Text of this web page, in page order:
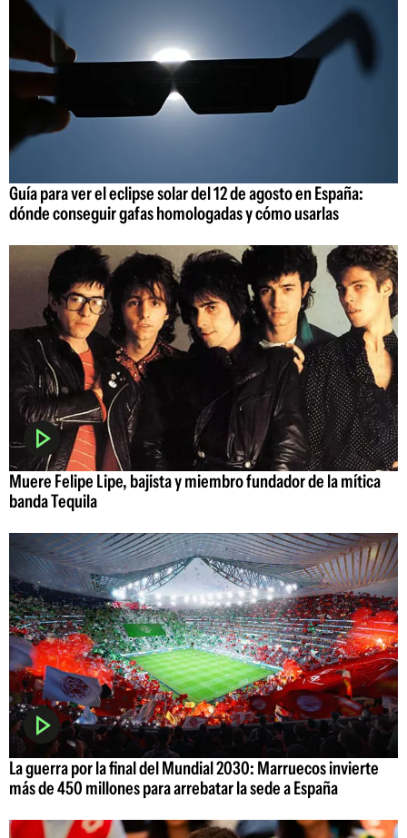
Guía para ver el eclipse solar del 12 de agosto en España:
dónde conseguir gafas homologadas y cómo usarlas
Muere Felipe Lipe, bajista y miembro fundador de la mítica
banda Tequila
La guerra por la final del Mundial 2030: Marruecos invierte
más de 450 millones para arrebatar la sede a España